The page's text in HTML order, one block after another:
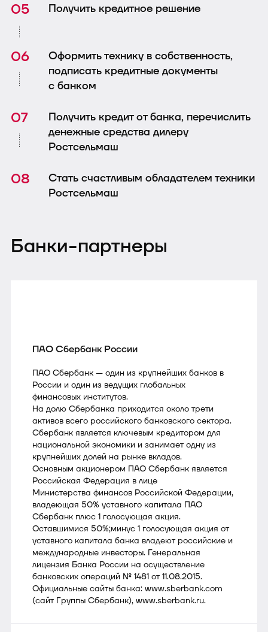
Получить кредитное решение
Оформить технику в собственность,
подписать кредитные документы
с банком
Получить кредит от банка, перечислить
денежные средства дилеру
Ростсельмаш
Стать счастливым обладателем техники
Ростсельмаш
Банки-партнеры
ПАО Сбербанк России
ПАО Сбербанк — один из крупнейших банков в
России и один из ведущих глобальных
финансовых институтов.
На долю Сбербанка приходится около трети
активов всего российского банковского сектора.
Сбербанк является ключевым кредитором для
национальной экономики и занимает одну из
крупнейших долей на рынке вкладов.
Основным акционером ПАО Сбербанк является
Российская Федерация в лице
Министерства финансов Российской Федерации,
владеющая 50% уставного капитала ПАО
Сбербанк плюс 1 голосующая акция.
Оставшимися 50%;минус 1 голосующая акция от
уставного капитала банка владеют российские и
международные инвесторы. Генеральная
лицензия Банка России на осуществление
банковских операций № 1481 от 11.08.2015.
Официальные сайты банка: www.sberbank.com
(сайт Группы Сбербанк), www.sberbank.ru.